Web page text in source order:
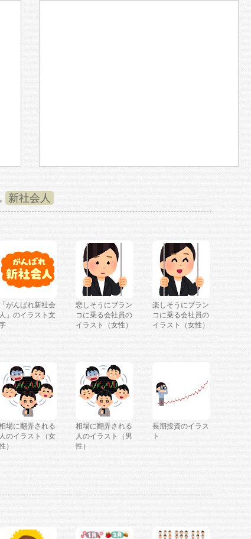
, 新社会人
「がんばれ新社会
人」のイラスト文
悲しそうにブラン
コに乗る会社員の
イラスト（女性）
楽しそうにブラン
コに乗る会社員の
イラスト（女性）
場に翻弄される
人のイラスト（女
）
相場に翻弄される
人のイラスト（男
性）
長期投資のイラス
ト